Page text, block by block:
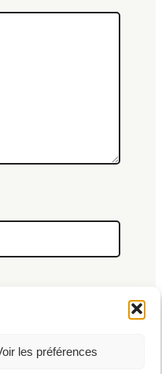
les préférences